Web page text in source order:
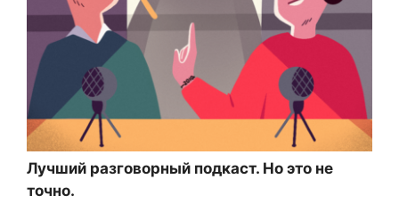
Лучший разговорный подкаст. Но это не
точно.